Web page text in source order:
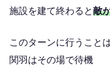
施設を建て終わると敵
このターンに行うこと
関羽はその場で待機